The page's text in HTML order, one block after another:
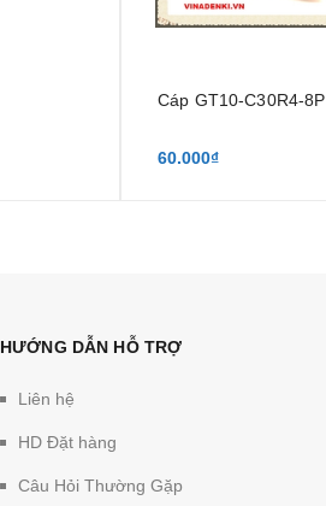
Cáp GT10-C30R4-8P
60.000₫
HƯỚNG DẪN HỖ TRỢ
Liên hệ
HD Đặt hàng
Câu Hỏi Thường Gặp